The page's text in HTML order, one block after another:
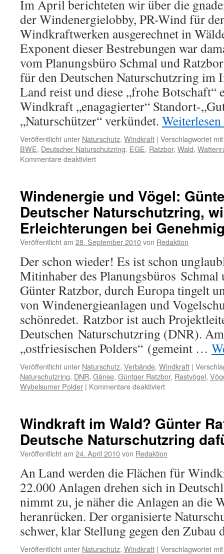
Bäumchen
wechsel
Dich
Im April berichteten wir über die
der Windenergielobby, PR-Wind für
Windkraftwerken ausgerechnet in
Exponent dieser Bestrebungen war
vom Planungsbüro Schmal und
für den Deutschen Naturschutzring im
Land reist und diese „frohe Botschaft“
Windkraft „enagagierter“ Standort-
„Naturschützer“ verkündet. Weiterlesen
Veröffentlicht unter Naturschutz, Windkraft | Verschlagwortet mit
BWE, Deutscher Naturschutzring, EGE, Ratzbor, Wald,
Kommentare deaktiviertfür
auf
dem
Holzweg
Windenergie und Vögel:
Deutscher Naturschutzring,
Erleichterungen bei
Veröffentlicht am 28. September 2010von Redaktion
Der schon wieder! Es ist schon
Mitinhaber des Planungsbüros
Günter Ratzbor, durch Europa tingelt
von Windenergieanlagen und
schönredet. Ratzbor ist auch
Deutschen Naturschutzring (DNR).
„ostfriesischen Polders“ (gemeint …
Veröffentlicht unter Naturschutz, Verbände, Windkraft |
Naturschutzring, DNR, Gänse, Güntger Ratzbor, Rastvögel,
Wybelsumer Polder | Kommentare deaktiviertfür
Günter
Ratzbor,
Deutscher
Naturschutzring,
Erleichterungen
bei
Genehmigungen
Windkraft im Wald? Günter
Deutsche Naturschutzring
Veröffentlicht am 24. April 2010von Redaktion
An Land werden die Flächen für
22.000 Anlagen drehen sich in
nimmt zu, je näher die Anlagen an die
heranrücken. Der organisierte
schwer, klar Stellung gegen den
Veröffentlicht unter Naturschutz, Windkraft | Verschlagwortet mit